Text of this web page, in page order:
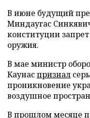
В июне будущий
Миндаугас
конституции
оружия.
В мае министр
Каунаспризнал
проникновение
воздушное
В прошлом месяце